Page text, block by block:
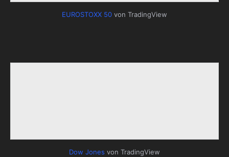
EUROSTOXX 50 von TradingView
Dow Jones von TradingView